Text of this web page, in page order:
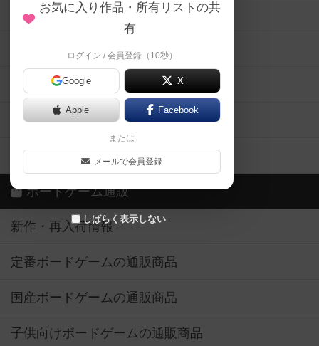
お気に入り作品・所有リストの共
有
ログイン / 会員登録（10秒）
Google X
Apple Facebook
または
メールで会員登録
しばらく表示しない
メカニクス特集
掲示板・トピックス
ボドとも・会員一覧
ボードゲーム業界コラム
ボドゲーマご利用案内
ボードゲーム通販
新作・再入荷情報
定番ボードゲームの通販商品
国産ボードゲームの通販商品
子供向けボードゲームの通販商品